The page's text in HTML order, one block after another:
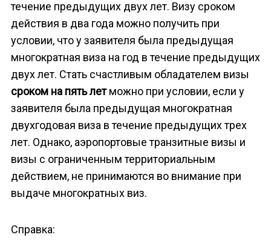
течение предыдущих двух лет. Визу сроком
действия в два года можно получить при
условии, что у заявителя была предыдущая
многократная виза на год в течение предыдущих
двух лет. Стать счастливым обладателем визы
сроком на пять летможно при условии, если у
заявителя была предыдущая многократная
двухгодовая виза в течение предыдущих трех
лет. Однако, аэропортовые транзитные визы и
визы с ограниченным территориальным
действием, не принимаются во внимание при
выдаче многократных виз.
Справка: